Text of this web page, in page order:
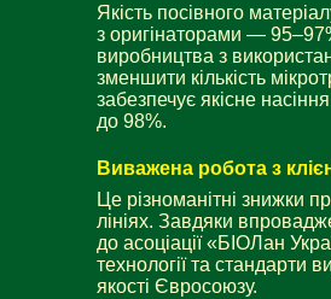
Якість посівного
з оригінаторами — 95–97
виробництва з
зменшити кількість
забезпечує якісне
до 98%.
Виважена робота з
Це різноманітні знижки
лініях. Завдяки
до асоціації «БІОЛан
технології та стандарти
якості Євросоюзу.